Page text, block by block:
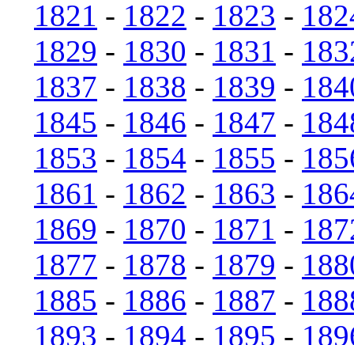
1821 - 1822 - 1823 -
1829 - 1830 - 1831 -
1837 - 1838 - 1839 -
1845 - 1846 - 1847 -
1853 - 1854 - 1855 -
1861 - 1862 - 1863 -
1869 - 1870 - 1871 -
1877 - 1878 - 1879 -
1885 - 1886 - 1887 -
1893 - 1894 - 1895 -